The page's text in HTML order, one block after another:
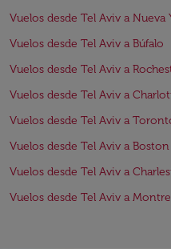
Vuelos desde Tel Aviv a Nueva
Vuelos desde Tel Aviv a Búfalo
Vuelos desde Tel Aviv a
Vuelos desde Tel Aviv a
Vuelos desde Tel Aviv a
Vuelos desde Tel Aviv a Boston
Vuelos desde Tel Aviv a
Vuelos desde Tel Aviv a